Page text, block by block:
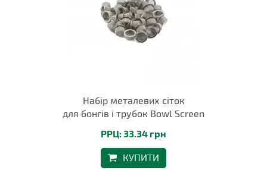
Набір металевих сіток
для бонгів і трубок Bowl Screen
РРЦ: 33.34 грн
КУПИТИ